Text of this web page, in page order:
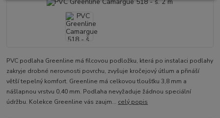
PVC podlaha Greenline má filcovou podložku, která po instalaci podlahy
zakryje drobné nerovnosti povrchu, zvyšuje kročejový útlum a přináší
větší tepelný komfort. Greenline má celkovou tloušťku 3,8 mm a
nášlapnou vrstvu 0,40 mm. Podlaha nevyžaduje žádnou speciální
údržbu. Kolekce Greenline vás zaujm... celý popis